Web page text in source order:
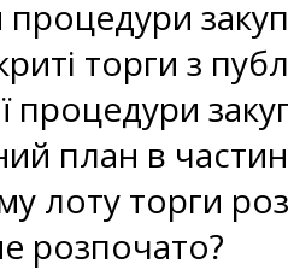
торги з
план в
лоту торги
розпочато?